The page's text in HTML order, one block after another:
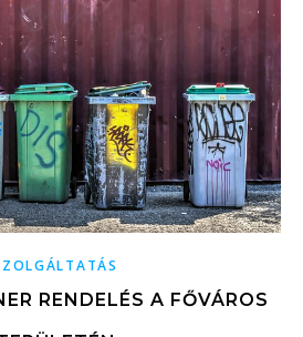
RENDELÉS A FŐVÁROS